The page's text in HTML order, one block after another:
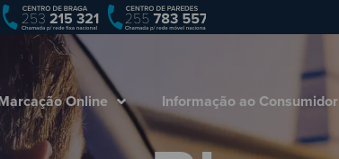
Online Informação ao Consumidor
Empresa